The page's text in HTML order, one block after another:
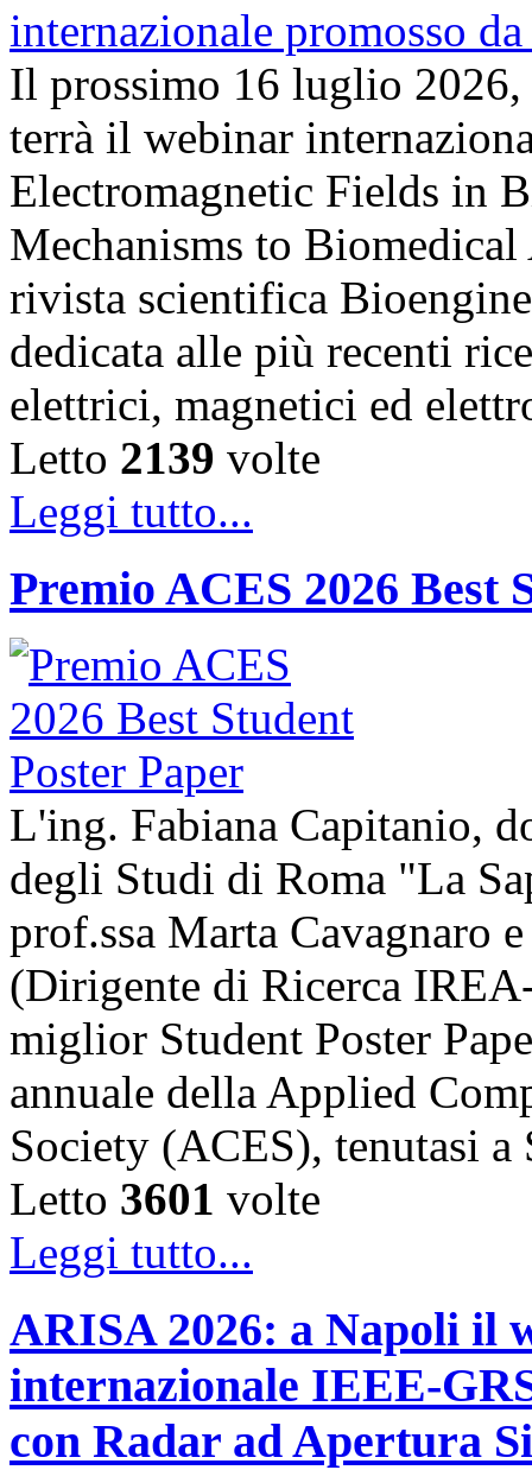
Il prossimo 16 luglio
terrà il webinar
Electromagnetic Fields in
Mechanisms to
rivista scientifica
dedicata alle più recenti
elettrici, magnetici ed
Letto 2139 volte
Leggi tutto...
Premio ACES 2026 Best
L'ing. Fabiana Capitanio,
degli Studi di Roma "La
prof.ssa Marta Cavagnaro
(Dirigente di Ricerca
miglior Student Poster
annuale della Applied
Society (ACES), tenutasi
Letto 3601 volte
Leggi tutto...
ARISA 2026: a Napoli il
internazionale IEEE-
con Radar ad Apertura